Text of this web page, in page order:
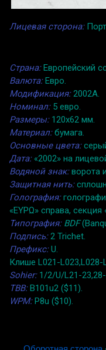
Лицевая сторона:
Страна:Европейский
Валюта:Евро.
Модификация:2002A.
Номинал:5 евро.
Размеры:120x62 мм.
Материал:бумага.
Основные цвета:
Дата:«2002» на
Водяной знак:ворота
Защитная нить:
Голография:
«ΕΥΡΩ» справа, секция
Типография: BDF
Подпись:2 Trichet.
Префикс:U.
Клише L021-L023,L028-
Sohier:1/2/U/L21-
TBB:B101u2 ($11).
WPM:P8u ($10).